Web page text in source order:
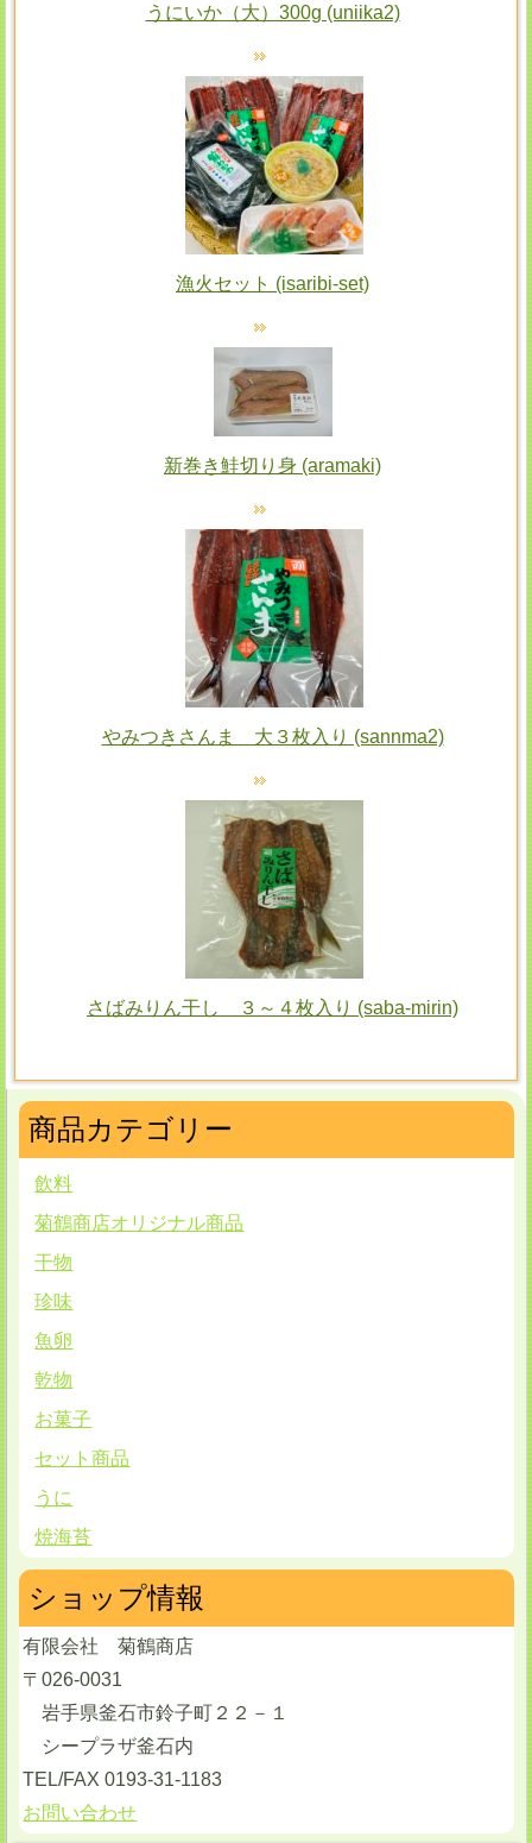
うにいか（大）300g (uniika2)
漁火セット (isaribi-set)
新巻き鮭切り身 (aramaki)
やみつきさんま 大３枚入り (sannma2)
さばみりん干し ３～４枚入り (saba-mirin)
商品カテゴリー
飲料
菊鶴商店オリジナル商品
干物
珍味
魚卵
乾物
お菓子
セット商品
うに
焼海苔
ショップ情報
有限会社 菊鶴商店
〒026-0031
岩手県釜石市鈴子町２２－１
シープラザ釜石内
TEL/FAX 0193-31-1183
お問い合わせ